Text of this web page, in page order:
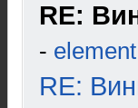
RE:
- element
RE: